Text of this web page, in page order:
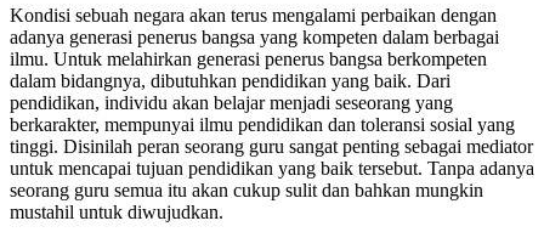
Kelas,
SMA
Ma’arif
1
Metro
Membebaskan
Siswa
Berkreasi
dalam
Kondisi sebuah negara akan terus mengalami perbaikan dengan
adanya generasi penerus bangsa yang kompeten dalam berbagai
ilmu. Untuk melahirkan generasi penerus bangsa berkompeten
dalam bidangnya, dibutuhkan pendidikan yang baik. Dari
pendidikan, individu akan belajar menjadi seseorang yang
berkarakter, mempunyai ilmu pendidikan dan toleransi sosial yang
tinggi. Disinilah peran seorang guru sangat penting sebagai mediator
untuk mencapai tujuan pendidikan yang baik tersebut. Tanpa adanya
seorang guru semua itu akan cukup sulit dan bahkan mungkin
mustahil untuk diwujudkan.